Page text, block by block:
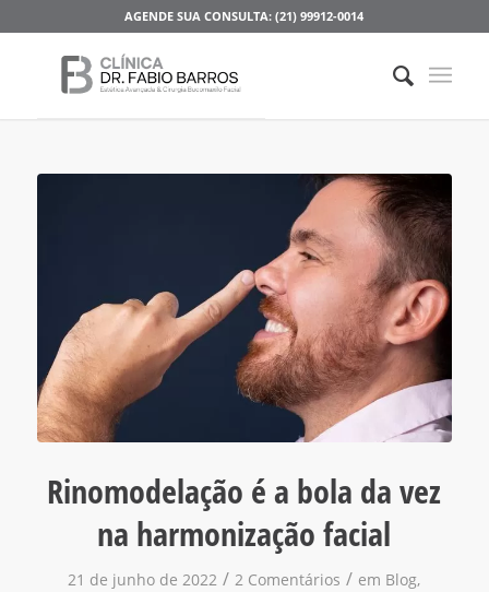
AGENDE SUA CONSULTA: (21) 99912-0014
Rinomodelação é a bola da vez
na harmonização facial
21 de junho de 2022 / 2 Comentários / em Blog,